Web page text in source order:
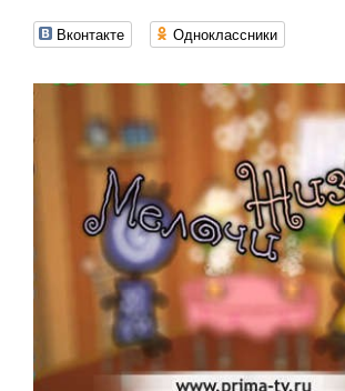
Вконтакте Одноклассники